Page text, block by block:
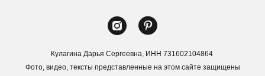
Кулагина Дарья Сергеевна, ИНН 731602104864
Фото, видео, тексты представленные на этом сайте защищены